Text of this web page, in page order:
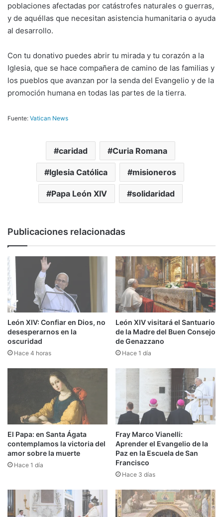
poblaciones afectadas por catástrofes naturales o guerras,
y de aquéllas que necesitan asistencia humanitaria o ayuda
al desarrollo.
Con tu donativo puedes abrir tu mirada y tu corazón a la
Iglesia, que se hace compañera de camino de las familias y
los pueblos que avanzan por la senda del Evangelio y de la
promoción humana en todas las partes de la tierra.
Fuente: Vatican News
caridad Curia Romana
Iglesia Católica misioneros
Papa León XIV solidaridad
Publicaciones relacionadas
León XIV: Confiar en Dios, no
desesperarnos en la
oscuridad
Hace 4 horas
León XIV visitará el Santuario
de la Madre del Buen Consejo
de Genazzano
Hace 1 día
El Papa: en Santa Ágata
contemplamos la victoria del
amor sobre la muerte
Hace 1 día
Fray Marco Vianelli:
Aprender el Evangelio de la
Paz en la Escuela de San
Francisco
Hace 3 días